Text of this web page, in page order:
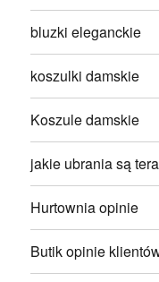
bluzki eleganckie
koszulki damskie
Koszule damskie
jakie ubrania są
Hurtownia opinie
Butik opinie